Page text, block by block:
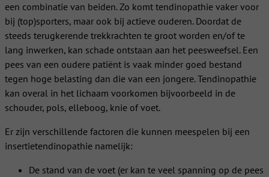
een combinatie van beiden. Zo komt tendinopathie vaker voor
bij (top)sporters, maar ook bij actieve ouderen. Doordat de
steeds terugkerende trekkrachten te groot worden en/of te
lang inwerken, kan schade ontstaan aan het peesweefsel. Een
pees van een oudere patiënt is vaak minder goed bestand
tegen hoge belasting dan die van een jongere. Tendinopathie
kan overal in het lichaam voorkomen bijvoorbeeld in de
schouder, pols, elleboog, knie of voet.
Er zijn verschillende factoren die kunnen meespelen bij een
insertietendinopathie namelijk:
De stand van de voet (er kan te veel spanning op de pees